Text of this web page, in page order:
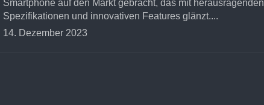
Smartphone auf den Markt gebracht, das mit herausragenden
Spezifikationen und innovativen Features glänzt....
14. Dezember 2023